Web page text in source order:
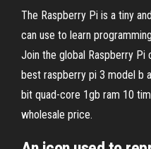
The Raspberry Pi is a tiny
can use to learn
Join the global Raspberry Pi
best raspberry pi 3 model b
bit quad-core 1gb ram 10
wholesale price.